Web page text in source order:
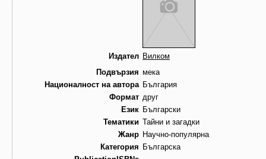
Издател Вилком
Подвързия мека
Националност на автора България
Формат друг
Език Български
Тематики Тайни и загадки
Жанр Научно-популярна
Категория Българска